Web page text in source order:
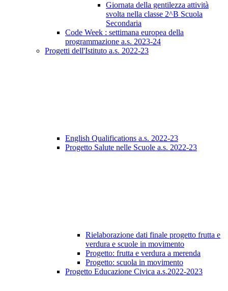
Giornata della gentilezza attività
svolta nella classe 2^B Scuola
Secondaria
Code Week : settimana europea della
programmazione a.s. 2023-24
Progetti dell'Istituto a.s. 2022-23
English Qualifications a.s. 2022-23
Progetto Salute nelle Scuole a.s. 2022-23
Rielaborazione dati finale progetto frutta e
verdura e scuole in movimento
Progetto: frutta e verdura a merenda
Progetto: scuola in movimento
Progetto Educazione Civica a.s.2022-2023